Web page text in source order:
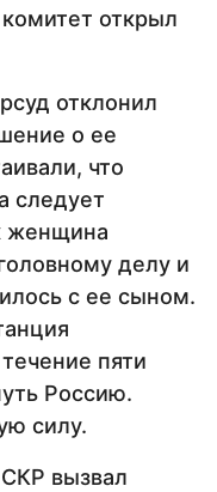
открыл
отклонил
о ее
что
следует
женщина
делу и
с ее сыном.
пяти
Россию.
силу.
вызвал